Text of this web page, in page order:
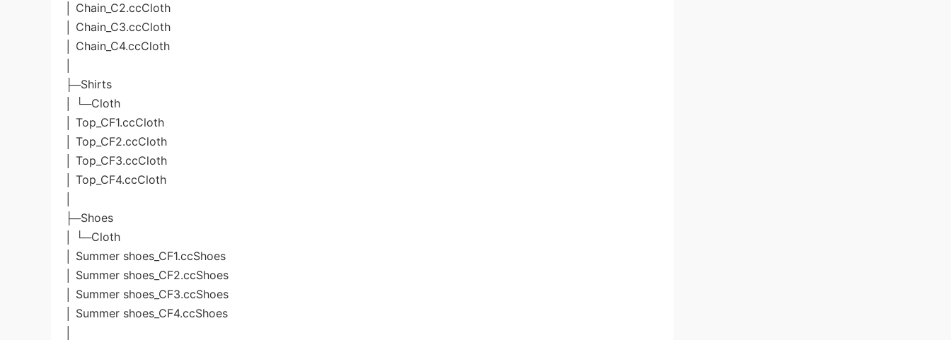
│ Chain_C2.ccCloth
│ Chain_C3.ccCloth
│ Chain_C4.ccCloth
├─Shirts
│ └─Cloth
│ Top_CF1.ccCloth
│ Top_CF2.ccCloth
│ Top_CF3.ccCloth
│ Top_CF4.ccCloth
├─Shoes
│ └─Cloth
│ Summer shoes_CF1.ccShoes
│ Summer shoes_CF2.ccShoes
│ Summer shoes_CF3.ccShoes
│ Summer shoes_CF4.ccShoes